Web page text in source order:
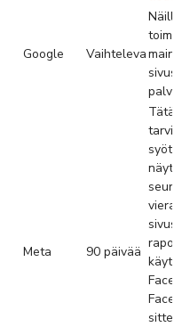
Google Vaihteleva
Näillä
Meta 90 päivää
Tätä
sitten